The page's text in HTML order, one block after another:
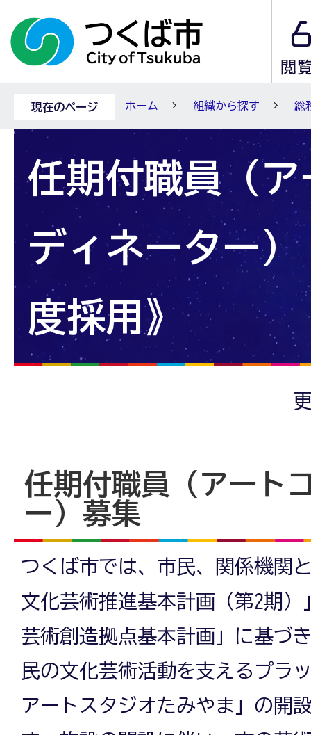
現在のページ ホーム 組織から探す 総
任期付職員（ア
ディネーター）
度採用》
任期付職員（アート
ー）募集
つくば市では、市民、関係機関
文化芸術推進基本計画（第2期
芸術創造拠点基本計画」に基づ
民の文化芸術活動を支えるプラ
アートスタジオたみやま」の開